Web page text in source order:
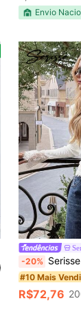
Envio
-20% Serisse Camiseta
#10 Mais
R$72,76